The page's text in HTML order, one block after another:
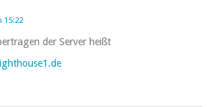
15:22
der Server heißt